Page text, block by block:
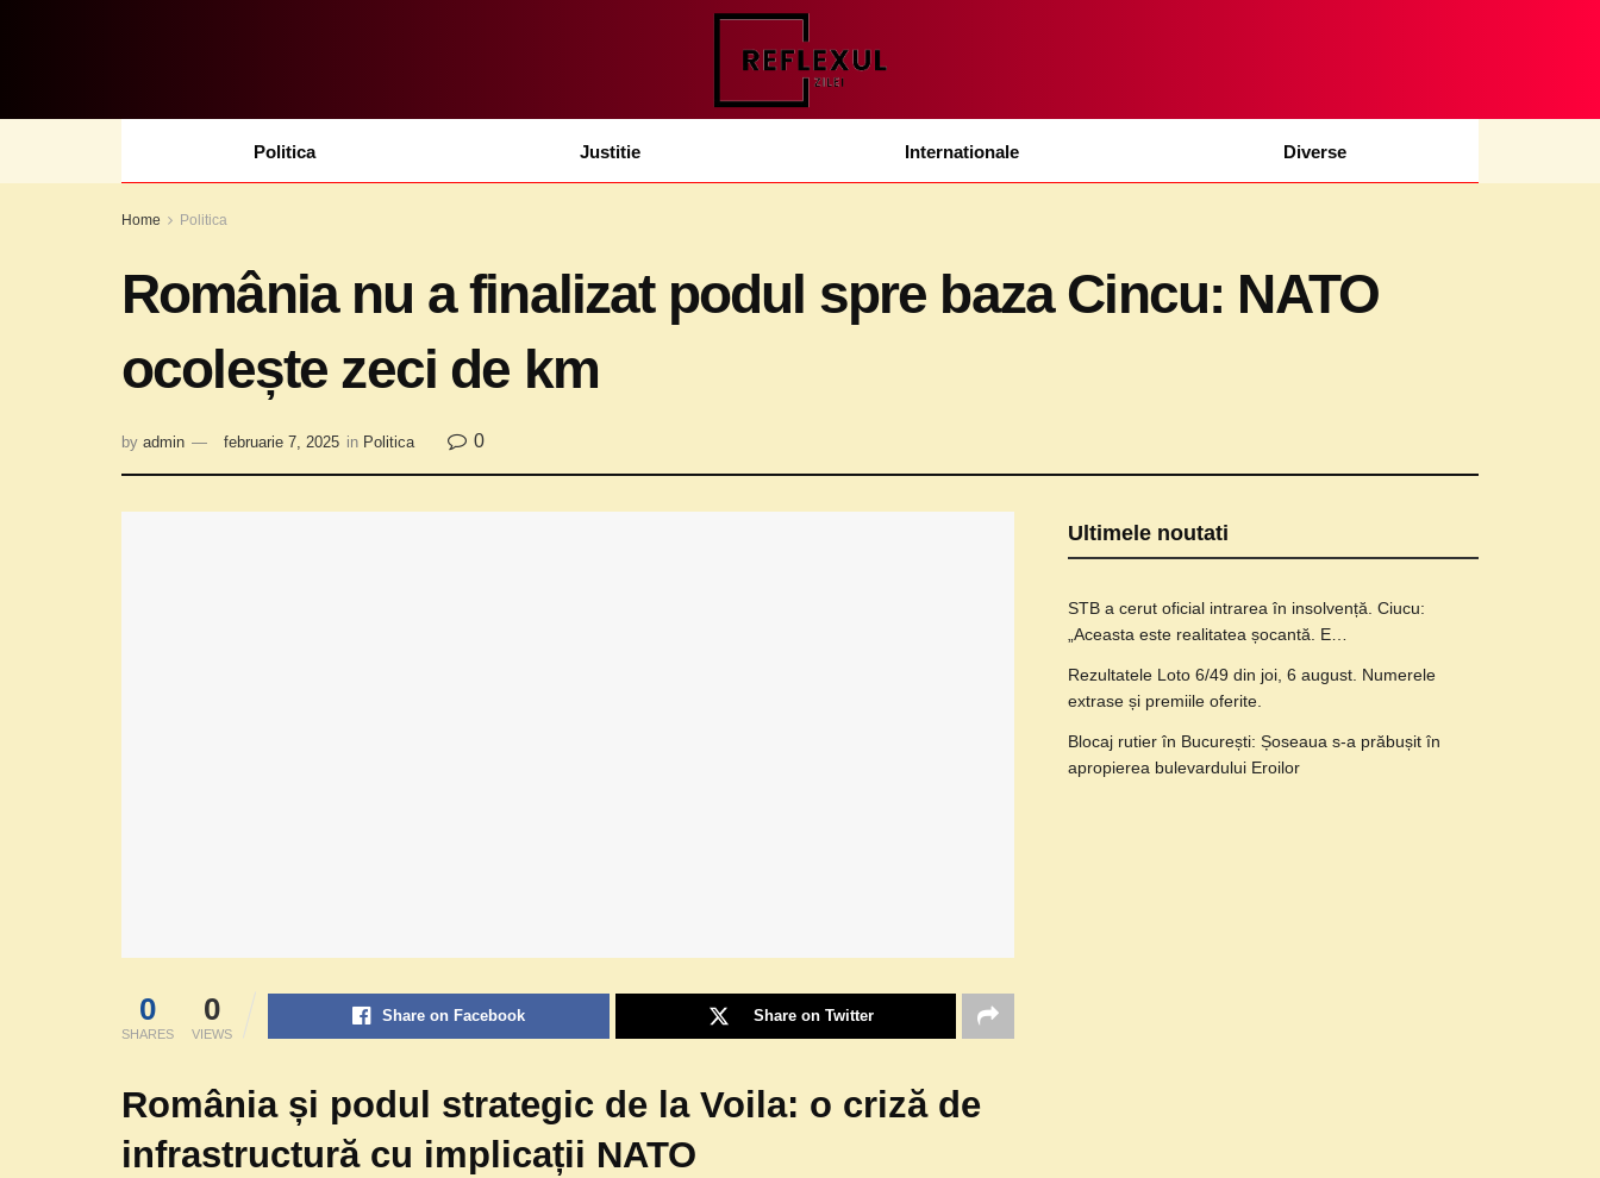
Politica Justitie Internationale Diverse
Home Politica
România nu a finalizat podul spre baza Cincu: NATO
ocolește zeci de km
by admin februarie 7, 2025 in Politica 0
0
SHARES
0
VIEWS
Share on Facebook Share on Twitter
România și podul strategic de la Voila: o criză de
infrastructură cu implicații NATO
Ultimele noutati
STB a cerut oficial intrarea în insolvență. Ciucu:
„Aceasta este realitatea șocantă. E…
Rezultatele Loto 6/49 din joi, 6 august. Numerele
extrase și premiile oferite.
Blocaj rutier în București: Șoseaua s-a prăbușit în
apropierea bulevardului Eroilor